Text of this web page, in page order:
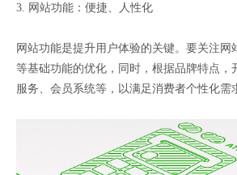
3. 网站功能：便捷、人性化
网站功能是提升用户体验的关键。要关注网
等基础功能的优化，同时，根据品牌特点，
服务、会员系统等，以满足消费者个性化需